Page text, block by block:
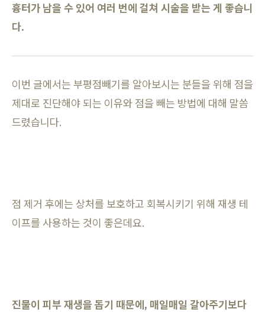
흉터가 남을 수 있어 여러 번에 걸쳐 시술을 받는 게 좋습니
다.
이번 글에서는 부평점빼기를 알아보시는 분들을 위해 점을
제대로 진단해야 되는 이유와 점을 빼는 방법에 대해 말씀
드렸습니다.
점 제거 후에는 상처를 보호하고 회복시키기 위해 재생 테
이프를 사용하는 것이 좋은데요.
진물이 피부 재생을 돕기 때문에, 매일매일 갈아주기보다